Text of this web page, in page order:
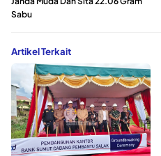
Sabu
Artikel Terkait